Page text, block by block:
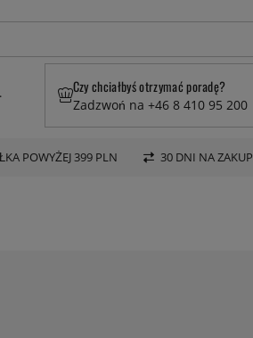
Czy chciałbyś otrzymać poradę?
Zadzwoń na +46 8 410 95 200
POWYŻEJ 399 PLN 30 DNI NA ZAKUP